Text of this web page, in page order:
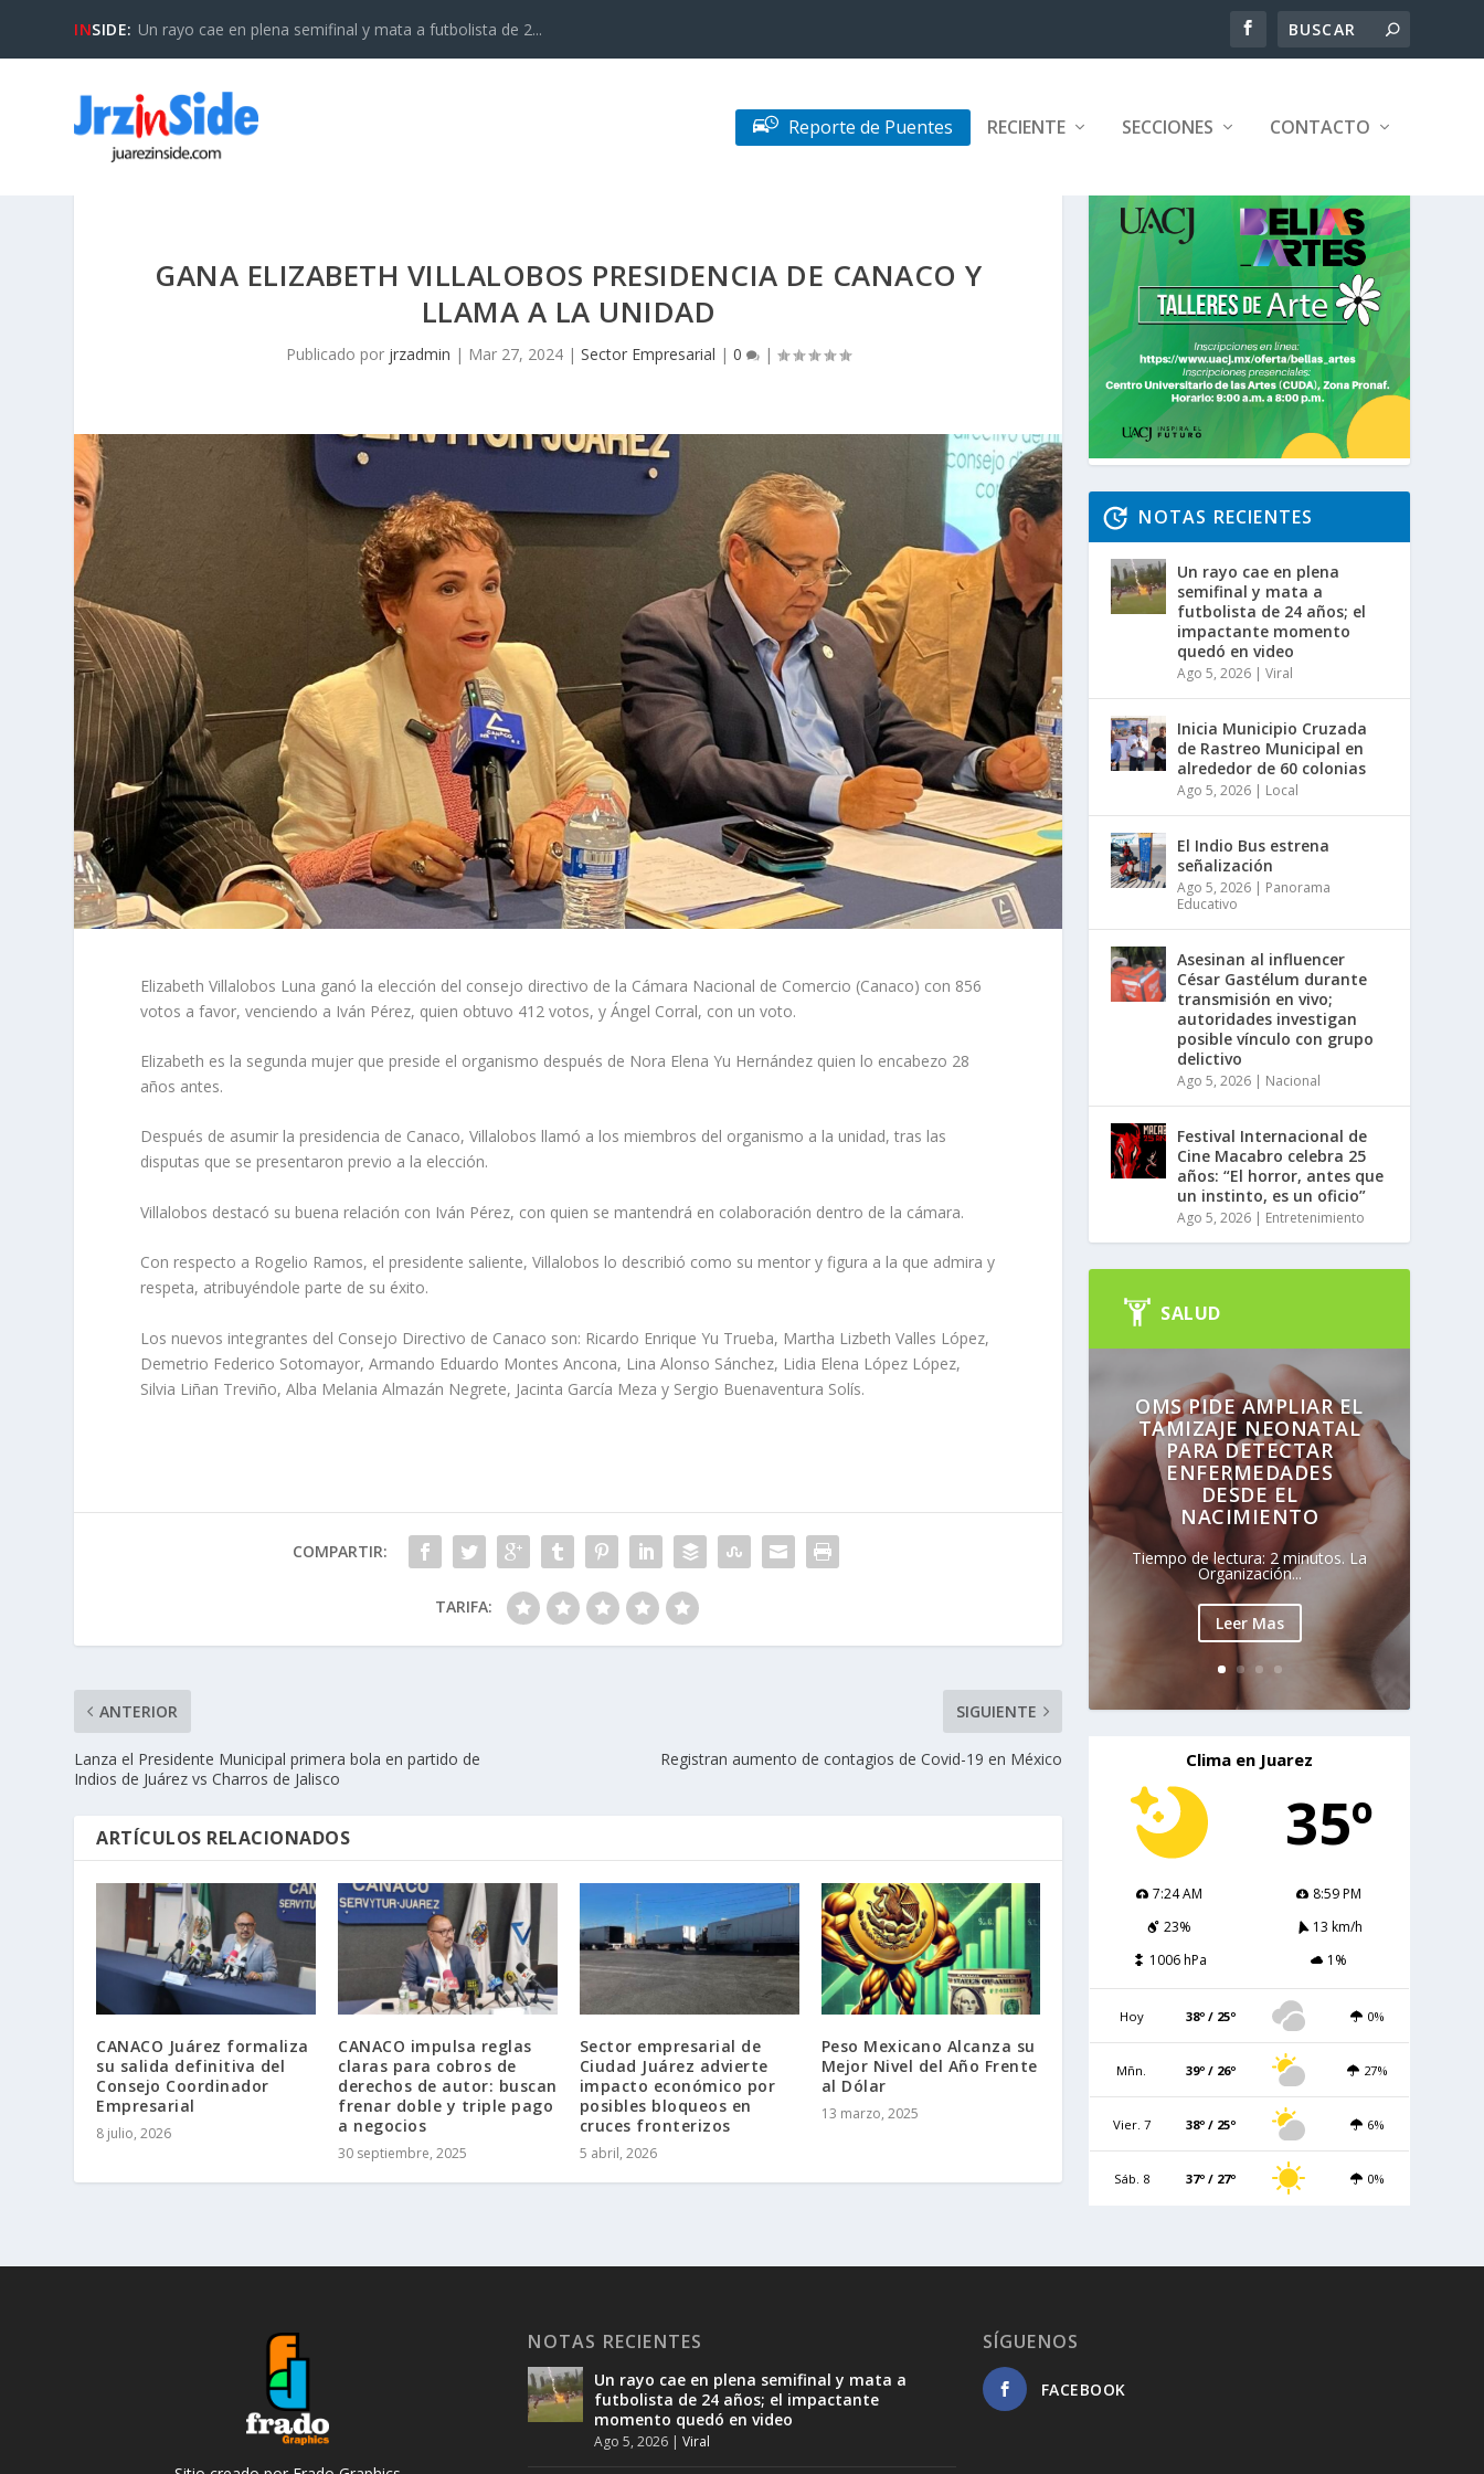
INSIDE: Un rayo cae en plena semifinal y mata a futbolista de 2...
Reporte de Puentes RECIENTE SECCIONES CONTACTO
GANA ELIZABETH VILLALOBOS PRESIDENCIA DE CANACO Y
LLAMA A LA UNIDAD
Publicado por jrzadmin | Mar 27, 2024 |Sector Empresarial |0 |
Elizabeth Villalobos Luna ganó la elección del consejo directivo de la Cámara Nacional de Comercio (Canaco) con 856
votos a favor, venciendo a Iván Pérez, quien obtuvo 412 votos, y Ángel Corral, con un voto.
Elizabeth es la segunda mujer que preside el organismo después de Nora Elena Yu Hernández quien lo encabezo 28
años antes.
Después de asumir la presidencia de Canaco, Villalobos llamó a los miembros del organismo a la unidad, tras las
disputas que se presentaron previo a la elección.
Villalobos destacó su buena relación con Iván Pérez, con quien se mantendrá en colaboración dentro de la cámara.
Con respecto a Rogelio Ramos, el presidente saliente, Villalobos lo describió como su mentor y figura a la que admira y
respeta, atribuyéndole parte de su éxito.
Los nuevos integrantes del Consejo Directivo de Canaco son: Ricardo Enrique Yu Trueba, Martha Lizbeth Valles López,
Demetrio Federico Sotomayor, Armando Eduardo Montes Ancona, Lina Alonso Sánchez, Lidia Elena López López,
Silvia Liñan Treviño, Alba Melania Almazán Negrete, Jacinta García Meza y Sergio Buenaventura Solís.
COMPARTIR:
TARIFA:
ANTERIOR
Lanza el Presidente Municipal primera bola en partido de
Indios de Juárez vs Charros de Jalisco
SIGUIENTE
Registran aumento de contagios de Covid-19 en México
ARTÍCULOS RELACIONADOS
CANACO Juárez formaliza
su salida definitiva del
Consejo Coordinador
Empresarial
8 julio, 2026
CANACO impulsa reglas
claras para cobros de
derechos de autor: buscan
frenar doble y triple pago
a negocios
30 septiembre, 2025
Sector empresarial de
Ciudad Juárez advierte
impacto económico por
posibles bloqueos en
cruces fronterizos
5 abril, 2026
Peso Mexicano Alcanza su
Mejor Nivel del Año Frente
al Dólar
13 marzo, 2025
NOTAS RECIENTES
Un rayo cae en plena
semifinal y mata a
futbolista de 24 años; el
impactante momento
quedó en video
Ago 5, 2026 |Viral
Inicia Municipio Cruzada
de Rastreo Municipal en
alrededor de 60 colonias
Ago 5, 2026 | Local
El Indio Bus estrena
señalización
Ago 5, 2026 | Panorama
Educativo
Asesinan al influencer
César Gastélum durante
transmisión en vivo;
autoridades investigan
posible vínculo con grupo
delictivo
Ago 5, 2026 | Nacional
Festival Internacional de
Cine Macabro celebra 25
años: “El horror, antes que
un instinto, es un oficio”
Ago 5, 2026 | Entretenimiento
SALUD
OMS PIDE AMPLIAR EL
TAMIZAJE NEONATAL
PARA DETECTAR
ENFERMEDADES
DESDE EL
NACIMIENTO
Tiempo de lectura: 2 minutos. La
Organización...
Leer Mas
Clima en Juarez
35º
7:24 AM
8:59 PM
23%
13 km/h
1006 hPa
1%
Hoy 38º / 25º 0%
Mñn. 39º / 26º 27%
Vier. 7 38º / 25º 6%
Sáb. 8 37º / 27º 0%
NOTAS RECIENTES
Un rayo cae en plena semifinal y mata a
futbolista de 24 años; el impactante
momento quedó en video
Ago 5, 2026 |Viral
SÍGUENOS
FACEBOOK